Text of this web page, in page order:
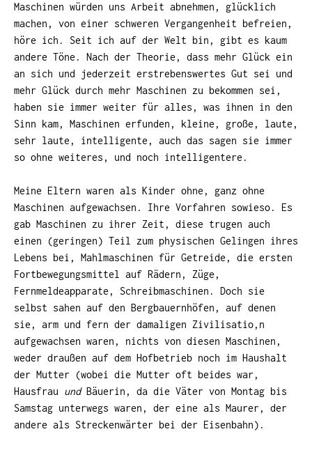
Maschinen würden uns Arbeit abnehmen, glücklich
machen, von einer schweren Vergangenheit befreien,
höre ich. Seit ich auf der Welt bin, gibt es kaum
andere Töne. Nach der Theorie, dass mehr Glück ein
an sich und jederzeit erstrebenswertes Gut sei und
mehr Glück durch mehr Maschinen zu bekommen sei,
haben sie immer weiter für alles, was ihnen in den
Sinn kam, Maschinen erfunden, kleine, große, laute,
sehr laute, intelligente, auch das sagen sie immer
so ohne weiteres, und noch intelligentere.
Meine Eltern waren als Kinder ohne, ganz ohne
Maschinen aufgewachsen. Ihre Vorfahren sowieso. Es
gab Maschinen zu ihrer Zeit, diese trugen auch
einen (geringen) Teil zum physischen Gelingen ihres
Lebens bei, Mahlmaschinen für Getreide, die ersten
Fortbewegungsmittel auf Rädern, Züge,
Fernmeldeapparate, Schreibmaschinen. Doch sie
selbst sahen auf den Bergbauernhöfen, auf denen
sie, arm und fern der damaligen Zivilisatio,n
aufgewachsen waren, nichts von diesen Maschinen,
weder draußen auf dem Hofbetrieb noch im Haushalt
der Mutter (wobei die Mutter oft beides war,
Hausfrau undBäuerin, da die Väter von Montag bis
Samstag unterwegs waren, der eine als Maurer, der
andere als Streckenwärter bei der Eisenbahn).